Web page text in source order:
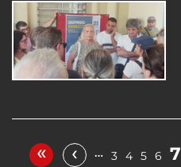
« ‹ … 3 4 5 6 7